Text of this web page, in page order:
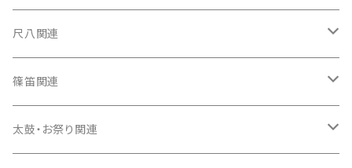
箏カバー
箏袋
口前袋・尾布
三味線（本体）
三味線ケース
長トランク・三ツ折トランク
雨用カバー
尺八関連
尺八（本体）
尺八袋
篠笛関連
篠笛（本体）
太鼓・お祭り関連